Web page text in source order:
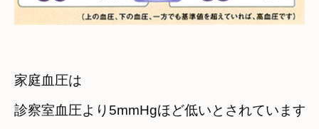
家庭血圧は
診察室血圧より5mmHgほど低いとされています